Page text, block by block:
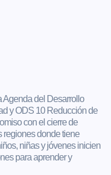
Agenda del Desarrollo
y ODS 10 Reducción de
con el cierre de
regiones donde tiene
niñas y jóvenes inicien
para aprender y